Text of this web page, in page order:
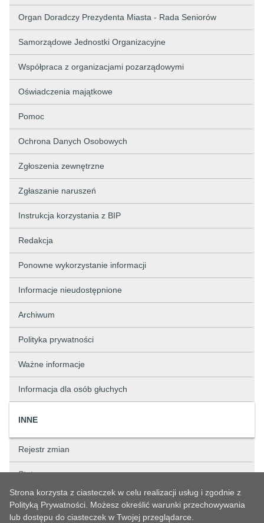
Organ Doradczy Prezydenta Miasta - Rada Seniorów
Samorządowe Jednostki Organizacyjne
Współpraca z organizacjami pozarządowymi
Oświadczenia majątkowe
Pomoc
Ochrona Danych Osobowych
Zgłoszenia zewnętrzne
Zgłaszanie naruszeń
Instrukcja korzystania z BIP
Redakcja
Ponowne wykorzystanie informacji
Informacje nieudostępnione
Archiwum
Polityka prywatności
Ważne informacje
Informacja dla osób głuchych
INNE
Rejestr zmian
Status sprawy
Strona korzysta z ciasteczek w celu realizacji usług i zgodnie z
Polityką Prywatności. Możesz określić warunki przechowywania
lub dostępu do ciasteczek w Twojej przeglądarce.